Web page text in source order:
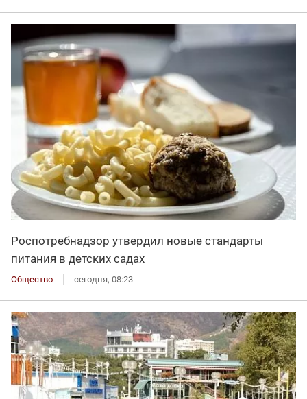
Роспотребнадзор утвердил новые стандарты
питания в детских садах
Общество сегодня, 08:23